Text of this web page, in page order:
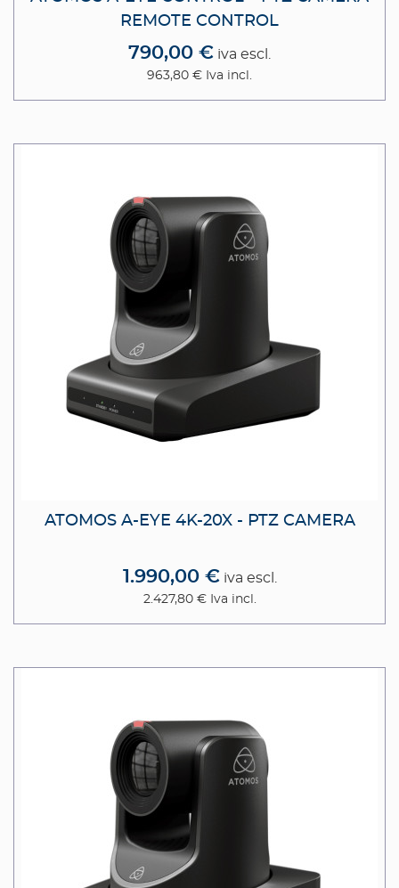
REMOTE CONTROL
790,00 € iva escl.
963,80 € Iva incl.
ATOMOS A-EYE 4K-20X - PTZ CAMERA
1.990,00 € iva escl.
2.427,80 € Iva incl.